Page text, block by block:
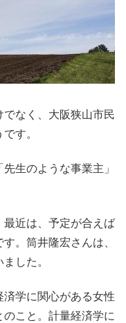
なく、大阪狭山市民
す。
生のような事業主」
近は、予定が合えば
。筒井隆宏さんは、
した。
学に関心がある女性
こと。計量経済学に